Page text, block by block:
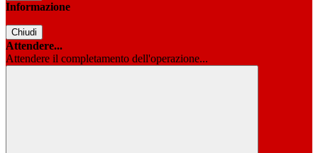
Informazione
Chiudi
Attendere...
Attendere il completamento dell'operazione...